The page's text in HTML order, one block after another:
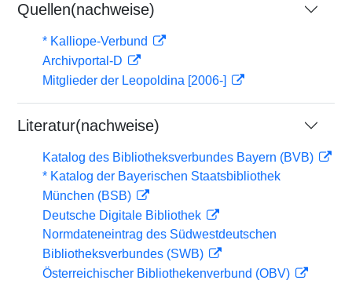
Quellen(nachweise)
* Kalliope-Verbund
Archivportal-D
Mitglieder der Leopoldina [2006-]
Literatur(nachweise)
Katalog des Bibliotheksverbundes Bayern (BVB)
* Katalog der Bayerischen Staatsbibliothek
München (BSB)
Deutsche Digitale Bibliothek
Normdateneintrag des Südwestdeutschen
Bibliotheksverbundes (SWB)
Österreichischer Bibliothekenverbund (OBV)